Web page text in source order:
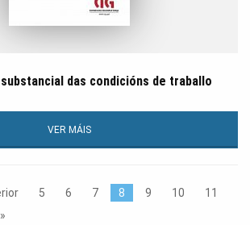
das condicións de traballo
VER MÁIS
5 6 7 8 9 10
11